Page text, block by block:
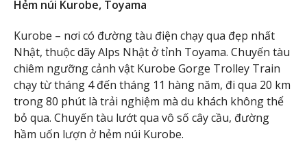
Hẻm núi Kurobe, Toyama
Kurobe – nơi có đường tàu điện chạy qua đẹp nhất
Nhật, thuộc dãy Alps Nhật ở tỉnh Toyama. Chuyến tàu
chiêm ngưỡng cảnh vật Kurobe Gorge Trolley Train
chạy từ tháng 4 đến tháng 11 hàng năm, đi qua 20 km
trong 80 phút là trải nghiệm mà du khách không thể
bỏ qua. Chuyến tàu lướt qua vô số cây cầu, đường
hầm uốn lượn ở hẻm núi Kurobe.